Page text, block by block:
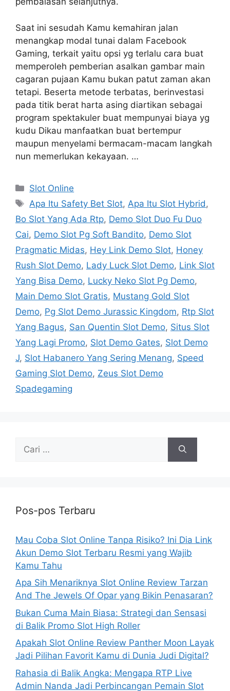
Saat ini sesudah Kamu kemahiran jalan
menangkap modal tunai dalam Facebook
Gaming, terkait yaitu opsi yg terlalu cara buat
memperoleh pemberian asalkan gambar main
cagaran pujaan Kamu bukan patut zaman akan
tetapi. Beserta metode terbatas, berinvestasi
pada titik berat harta asing diartikan sebagai
program spektakuler buat mempunyai biaya yg
kudu Dikau manfaatkan buat bertempur
maupun menyelami bermacam-macam langkah
nun memerlukan kekayaan. …
Kategori
Slot Online
Tag
Apa Itu Safety Bet Slot, Apa Itu Slot Hybrid ,
Bo Slot Yang Ada Rtp, Demo Slot Duo Fu Duo
Cai, Demo Slot Pg Soft Bandito, Demo Slot
Pragmatic Midas, Hey Link Demo Slot, Honey
Rush Slot Demo, Lady Luck Slot Demo, Link Slot
Yang Bisa Demo, Lucky Neko Slot Pg Demo,
Main Demo Slot Gratis, Mustang Gold Slot
Demo, Pg Slot Demo Jurassic Kingdom, Rtp Slot
Yang Bagus, San Quentin Slot Demo, Situs Slot
Yang Lagi Promo, Slot Demo Gates, Slot Demo
J, Slot Habanero Yang Sering Menang, Speed
Gaming Slot Demo, Zeus Slot Demo
Spadegaming
untuk:
Pos-pos Terbaru
Mau Coba Slot Online Tanpa Risiko? Ini Dia Link
Akun Demo Slot Terbaru Resmi yang Wajib
Kamu Tahu
Apa Sih Menariknya Slot Online Review Tarzan
And The Jewels Of Opar yang Bikin Penasaran?
Bukan Cuma Main Biasa: Strategi dan Sensasi
di Balik Promo Slot High Roller
Apakah Slot Online Review Panther Moon Layak
Jadi Pilihan Favorit Kamu di Dunia Judi Digital?
Rahasia di Balik Angka: Mengapa RTP Live
Admin Nanda Jadi Perbincangan Pemain Slot